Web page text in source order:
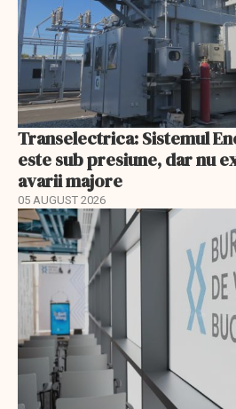
Transelectrica: Sistemul
este sub presiune, dar nu
avarii majore
05 AUGUST 2026